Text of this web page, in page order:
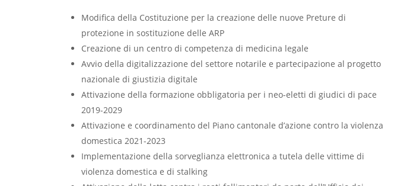
Modifica della Costituzione per la creazione delle nuove Preture di
protezione in sostituzione delle ARP
Creazione di un centro di competenza di medicina legale
Avvio della digitalizzazione del settore notarile e partecipazione al progetto
nazionale di giustizia digitale
Attivazione della formazione obbligatoria per i neo-eletti di giudici di pace
2019-2029
Attivazione e coordinamento del Piano cantonale d’azione contro la violenza
domestica 2021-2023
Implementazione della sorveglianza elettronica a tutela delle vittime di
violenza domestica e di stalking